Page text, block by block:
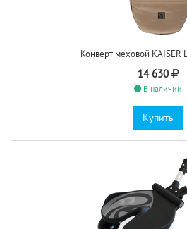
Конверт меховой KAISER
14 630
В наличии
Купить